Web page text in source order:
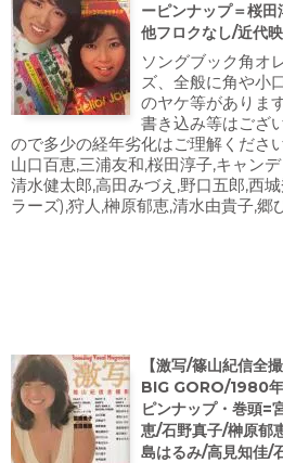
ーピンナップ＝桜
他フロクなし/近代
ソングブック角オ
ズ、全般に角や小
のヤケ等がありま
書き込み等はござ
ので多少の経年劣化はご理解ください
山口百恵,三浦友和,桜田淳子,キャン
清水健太郎,高田みづえ,野口五郎,西
ラーズ),狩人,榊原郁恵,清水由貴子,郷
【激写/篠山紀信全
BIG GORO/1980年
ピンナップ・巻頭=
恵/石野真子/榊原郁
島はるみ/高見知佳/